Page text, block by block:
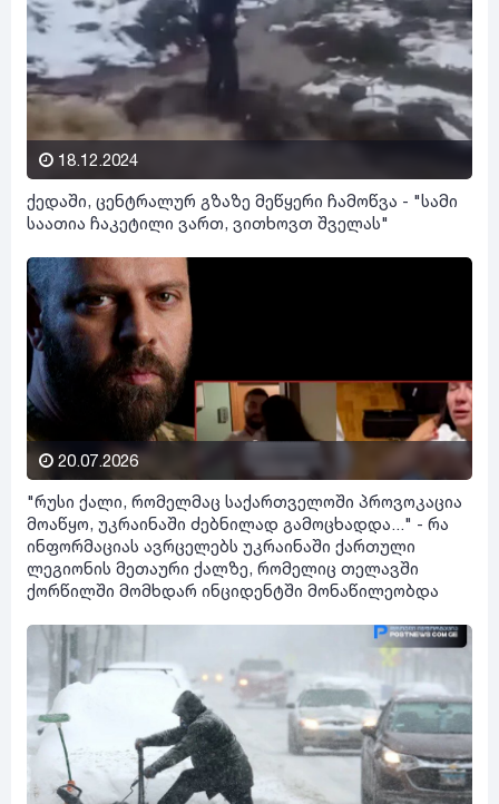
18.12.2024
ქედაში, ცენტრალურ გზაზე მეწყერი ჩამოწვა - "სამი
საათია ჩაკეტილი ვართ, ვითხოვთ შველას"
20.07.2026
"რუსი ქალი, რომელმაც საქართველოში პროვოკაცია
მოაწყო, უკრაინაში ძებნილად გამოცხადდა..." - რა
ინფორმაციას ავრცელებს უკრაინაში ქართული
ლეგიონის მეთაური ქალზე, რომელიც თელავში
ქორწილში მომხდარ ინციდენტში მონაწილეობდა